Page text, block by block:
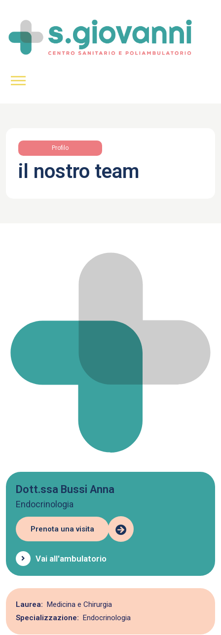
Profilo
il nostro team
Dott.ssa Bussi Anna
Endocrinologia
Prenota una visita
Vai all'ambulatorio
Laurea: Medicina e Chirurgia
Specializzazione: Endocrinologia